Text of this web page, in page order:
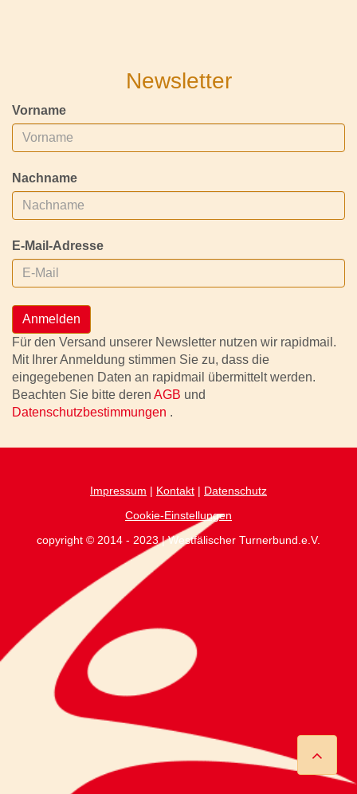
Newsletter
Vorname
Nachname
E-Mail-Adresse
Anmelden
Für den Versand unserer Newsletter nutzen wir rapidmail.
Mit Ihrer Anmeldung stimmen Sie zu, dass die
eingegebenen Daten an rapidmail übermittelt werden.
Beachten Sie bitte deren AGB und
Datenschutzbestimmungen .
Impressum | Kontakt | Datenschutz
Cookie-Einstellungen
copyright © 2014 - 2023 | Westfälischer Turnerbund.e.V.